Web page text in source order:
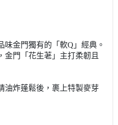
味金門獨有的「軟Q」經典。
金門「花生荖」主打柔韌且
油炸蓬鬆後，裹上特製麥芽